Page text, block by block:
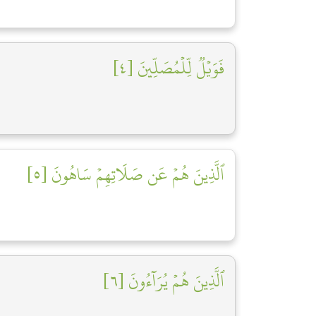
فَوَيۡلٞ لِّلۡمُصَلِّينَ [٤]
ٱلَّذِينَ هُمۡ عَن صَلَاتِهِمۡ سَاهُونَ [٥]
ٱلَّذِينَ هُمۡ يُرَآءُونَ [٦]